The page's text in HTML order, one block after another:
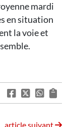
mardi
en situation
la voie et
article suivant